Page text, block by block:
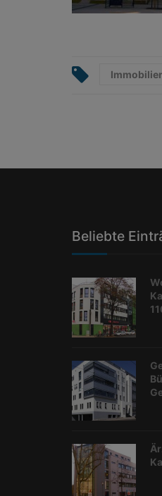
Beliebte